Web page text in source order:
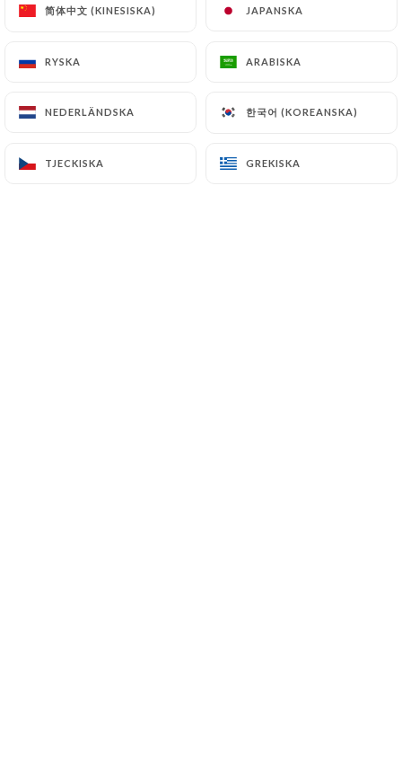
简体中文 (KINESISKA) JAPANSKA
RYSKA ARABISKA
NEDERLÄNDSKA 한국어 (KOREANSKA)
TJECKISKA GREKISKA
简体中文 (KINESISKA) JAPANSKA
RYSKA ARABISKA
NEDERLÄNDSKA 한국어 (KOREANSKA)
TJECKISKA GREKISKA